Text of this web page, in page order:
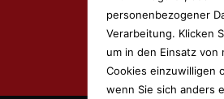
Küchenplaner
personenbezogener
Verarbeitung. Klicken
um in den Einsatz
Cookies einzuwilligen
wenn Sie sich anders